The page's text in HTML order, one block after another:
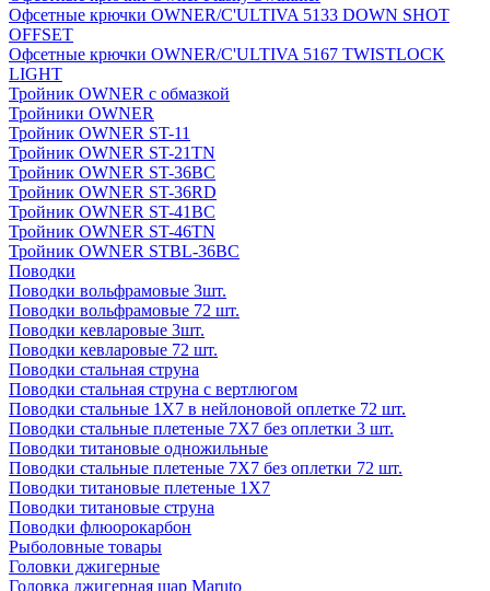
Офсетные крючки OWNER/C'ULTIVA 5133 DOWN SHOT
OFFSET
Офсетные крючки OWNER/C'ULTIVA 5167 TWISTLOCK
LIGHT
Тройник OWNER с обмазкой
Тройники OWNER
Тройник OWNER ST-11
Тройник OWNER ST-21TN
Тройник OWNER ST-36BC
Тройник OWNER ST-36RD
Тройник OWNER ST-41BC
Тройник OWNER ST-46TN
Тройник OWNER STBL-36BC
Поводки
Поводки вольфрамовые 3шт.
Поводки вольфрамовые 72 шт.
Поводки кевларовые 3шт.
Поводки кевларовые 72 шт.
Поводки стальная струна
Поводки стальная струна с вертлюгом
Поводки стальные 1X7 в нейлоновой оплетке 72 шт.
Поводки стальные плетеные 7X7 без оплетки 3 шт.
Поводки титановые одножильные
Поводки стальные плетеные 7X7 без оплетки 72 шт.
Поводки титановые плетеные 1X7
Поводки титановые струна
Поводки флюорокарбон
Рыболовные товары
Головки джигерные
Головка джигерная шар Maruto